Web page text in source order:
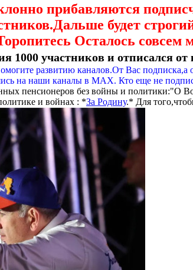
прибавляются
будет
Осталось совсем
1000 участников и отписался
развитию каналов.От Вас
на наши каналы в МАХ. Кто еще не
пенсионеров без войны и политики:"О
и войнах : *За Родину.* Для